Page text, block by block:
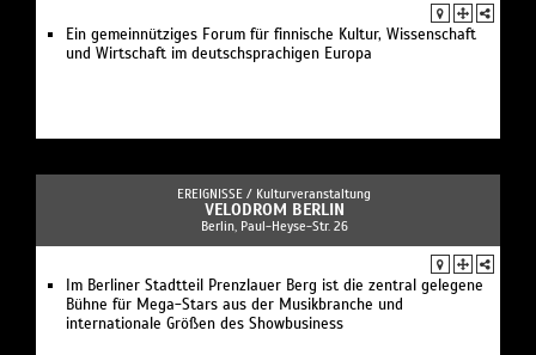
Ein gemeinnütziges Forum für finnische Kultur, Wissenschaft
und Wirtschaft im deutschsprachigen Europa
EREIGNISSE / Kulturveranstaltung
VELODROM BERLIN
Berlin, Paul-Heyse-Str. 26
Im Berliner Stadtteil Prenzlauer Berg ist die zentral gelegene
Bühne für Mega-Stars aus der Musikbranche und
internationale Größen des Showbusiness